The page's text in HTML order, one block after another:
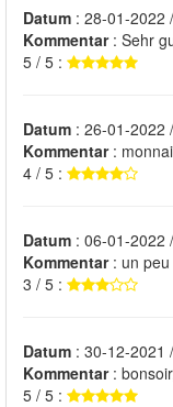
Datum : 28-01-2022 /
Kommentar: Sehr
5 / 5 :
Datum : 26-01-2022 /
Kommentar:
4 / 5 :
Datum : 06-01-2022 /
Kommentar: un peu
3 / 5 :
Datum : 30-12-2021 /
Kommentar:
5 / 5 :